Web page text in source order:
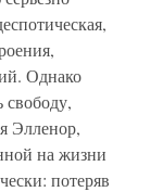
Однако
свободу,
Элленор,
на жизни
потеряв